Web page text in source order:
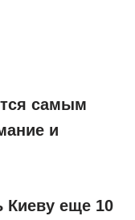
самым
и
Киеву еще 10